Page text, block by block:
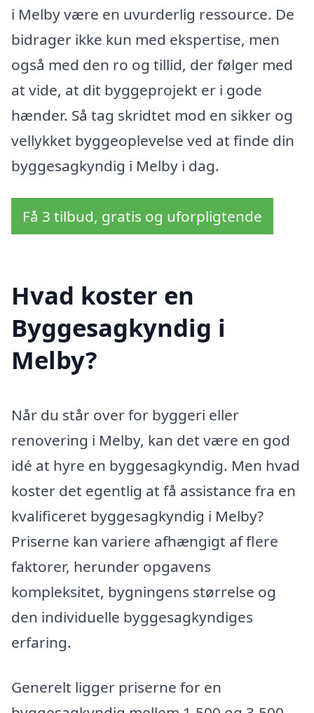
i Melby være en uvurderlig ressource. De
bidrager ikke kun med ekspertise, men
også med den ro og tillid, der følger med
at vide, at dit byggeprojekt er i gode
hænder. Så tag skridtet mod en sikker og
vellykket byggeoplevelse ved at finde din
byggesagkyndig i Melby i dag.
Få 3 tilbud, gratis og uforpligtende
Hvad koster en
Byggesagkyndig i
Melby?
Når du står over for byggeri eller
renovering i Melby, kan det være en god
idé at hyre en byggesagkyndig. Men hvad
koster det egentlig at få assistance fra en
kvalificeret byggesagkyndig i Melby?
Priserne kan variere afhængigt af flere
faktorer, herunder opgavens
kompleksitet, bygningens størrelse og
den individuelle byggesagkyndiges
erfaring.
Generelt ligger priserne for en